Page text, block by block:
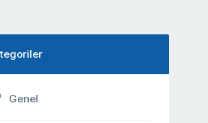
Genel